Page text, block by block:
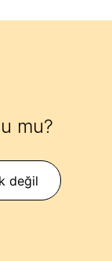
mu?
değil